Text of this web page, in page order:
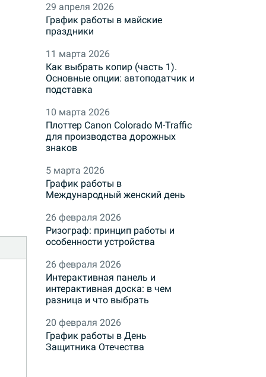
29 апреля 2026
График работы в майские
праздники
11 марта 2026
Как выбрать копир (часть 1).
Основные опции: автоподатчик и
подставка
10 марта 2026
Плоттер Canon Colorado M-Traffic
для производства дорожных
знаков
5 марта 2026
График работы в
Международный женский день
26 февраля 2026
Ризограф: принцип работы и
особенности устройства
26 февраля 2026
Интерактивная панель и
интерактивная доска: в чем
разница и что выбрать
20 февраля 2026
График работы в День
Защитника Отечества